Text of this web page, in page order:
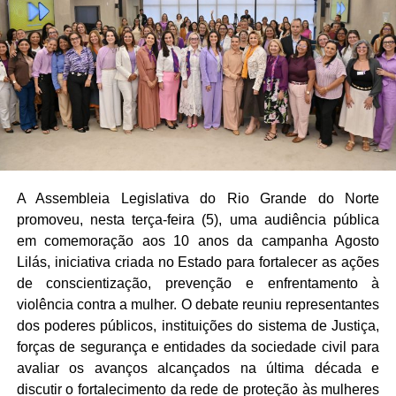
A Assembleia Legislativa do Rio Grande do Norte
promoveu, nesta terça-feira (5), uma audiência pública
em comemoração aos 10 anos da campanha Agosto
Lilás, iniciativa criada no Estado para fortalecer as ações
de conscientização, prevenção e enfrentamento à
violência contra a mulher. O debate reuniu representantes
dos poderes públicos, instituições do sistema de Justiça,
forças de segurança e entidades da sociedade civil para
avaliar os avanços alcançados na última década e
discutir o fortalecimento da rede de proteção às mulheres